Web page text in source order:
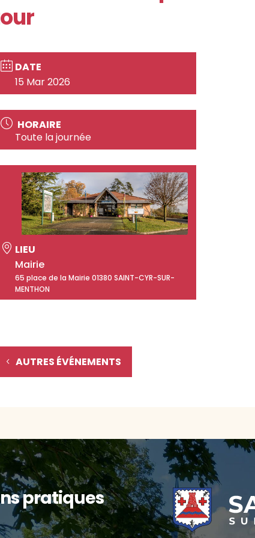
DATE
15 Mar 2026
HORAIRE
Toute la journée
LIEU
Mairie
65 place de la Mairie 01380 SAINT-CYR-SUR-
MENTHON
AUTRES ÉVÉNEMENTS
pratiques